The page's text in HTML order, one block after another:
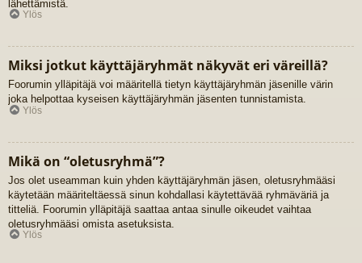
lähettämistä.
Ylös
Miksi jotkut käyttäjäryhmät näkyvät eri väreillä?
Foorumin ylläpitäjä voi määritellä tietyn käyttäjäryhmän jäsenille värin
joka helpottaa kyseisen käyttäjäryhmän jäsenten tunnistamista.
Ylös
Mikä on “oletusryhmä”?
Jos olet useamman kuin yhden käyttäjäryhmän jäsen, oletusryhmääsi
käytetään määriteltäessä sinun kohdallasi käytettävää ryhmäväriä ja
titteliä. Foorumin ylläpitäjä saattaa antaa sinulle oikeudet vaihtaa
oletusryhmääsi omista asetuksista.
Ylös